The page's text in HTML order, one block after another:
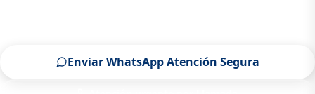
Enviar WhatsApp Atención Segura